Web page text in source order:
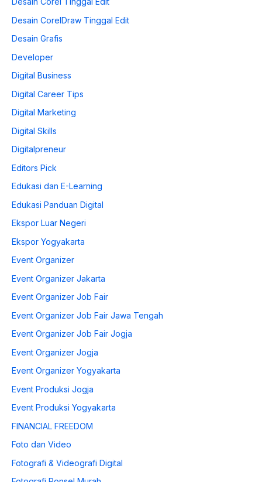
Desain CorelDraw Tinggal Edit
Desain Grafis
Developer
Digital Business
Digital Career Tips
Digital Marketing
Digital Skills
Digitalpreneur
Editors Pick
Edukasi dan E-Learning
Edukasi Panduan Digital
Ekspor Luar Negeri
Ekspor Yogyakarta
Event Organizer
Event Organizer Jakarta
Event Organizer Job Fair
Event Organizer Job Fair Jawa Tengah
Event Organizer Job Fair Jogja
Event Organizer Jogja
Event Organizer Yogyakarta
Event Produksi Jogja
Event Produksi Yogyakarta
FINANCIAL FREEDOM
Foto dan Video
Fotografi & Videografi Digital